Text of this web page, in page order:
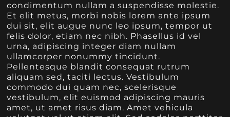
condimentum nullam a suspendisse molestie.
Et elit metus, morbi nobis lorem ante ipsum
dui sit, elit augue nunc leo ipsum, tempor ut
felis dolor, etiam nec nibh. Phasellus id vel
urna, adipiscing integer diam nullam
ullamcorper nonummy tincidunt.
Pellentesque blandit consequat rutrum
aliquam sed, taciti lectus. Vestibulum
commodo dui quam nec, scelerisque
vestibulum, elit euismod adipiscing mauris
amet, ut amet risus diam. Amet vehicula